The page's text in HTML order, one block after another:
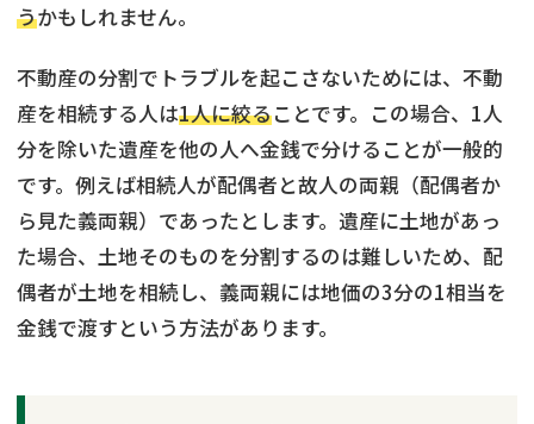
うかもしれません。
不動産の分割でトラブルを起こさないためには、不動
産を相続する人は1人に絞ることです。この場合、1人
分を除いた遺産を他の人へ金銭で分けることが一般的
です。例えば相続人が配偶者と故人の両親（配偶者か
ら見た義両親）であったとします。遺産に土地があっ
た場合、土地そのものを分割するのは難しいため、配
偶者が土地を相続し、義両親には地価の3分の1相当を
金銭で渡すという方法があります。